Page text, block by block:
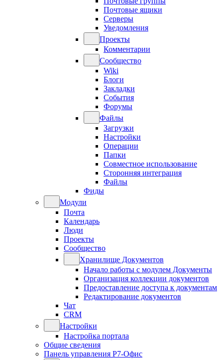
Почтовые ящики
Серверы
Уведомления
Проекты
Комментарии
Сообщество
Wiki
Блоги
Закладки
События
Форумы
Файлы
Загрузки
Настройки
Операции
Папки
Совместное использование
Сторонняя интеграция
Файлы
Фиды
Модули
Почта
Календарь
Люди
Проекты
Сообщество
Хранилище Документов
Начало работы с модулем Документы
Организация коллекции документов
Предоставление доступа к документам
Редактирование документов
Чат
CRM
Настройки
Настройка портала
Общие сведения
Панель управления Р7-Офис